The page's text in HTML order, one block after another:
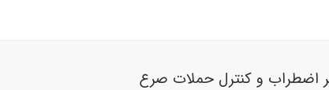
اضطراب و کنترل حملات صرع